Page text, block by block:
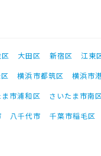
大田区 新宿区 江東
横浜市都筑区 横浜市
ま市浦和区 さいたま市南
八千代市 千葉市稲毛区